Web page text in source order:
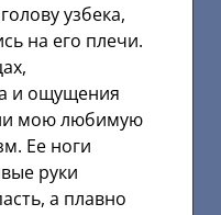
узбека,
на его плечи.
и ощущения
мою любимую
Ее ноги
руки
а плавно